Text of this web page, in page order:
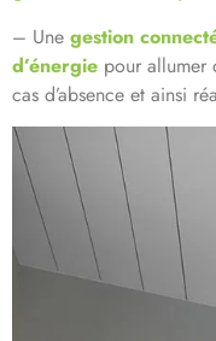
– Une gestion
d’énergie pour allumer
cas d’absence et ainsi